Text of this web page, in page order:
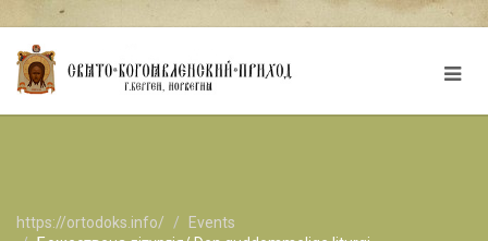
https://ortodoks.info/
Events